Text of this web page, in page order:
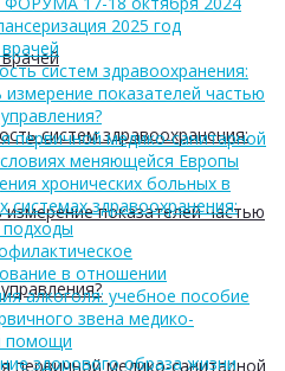
систем здравоохранения:
измерение показателей частью
первичной медико-санитарной
2025 год
систем здравоохранения:
измерение показателей частью
первичной медико-санитарной
меняющейся Европы
хронических больных в
системах здравоохранения:
в отношении
алкоголя: учебное пособие
звена медико-
помощи
здорового образа жизни